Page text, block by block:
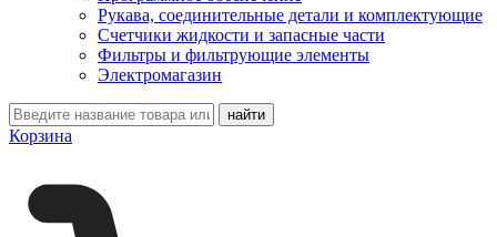
Рукава, соединительные детали и комплектующие
Счетчики жидкости и запасные части
Фильтры и фильтрующие элементы
Электромагазин
Корзина